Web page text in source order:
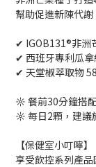
幫助促進新陳代
✔ IGOB131®非洲
✔ 西班牙專利瓜
✔ 天堂椒萃取物
☼ 餐前30分鐘搭
☼ 每日2顆，建議
【保健室小叮嚀】
享受飲控系列產